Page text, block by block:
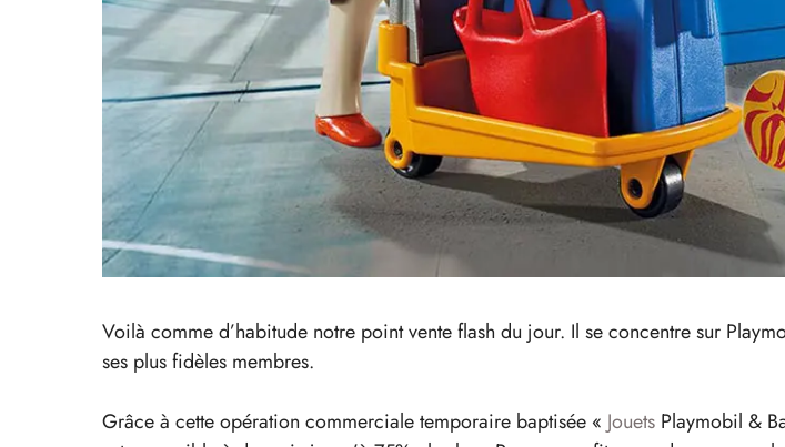
Voilà comme d’habitude notre point vente flash du jour. Il se concentre sur
ses plus fidèles membres.
Grâce à cette opération commerciale temporaire baptisée « Jouets Playmobil &